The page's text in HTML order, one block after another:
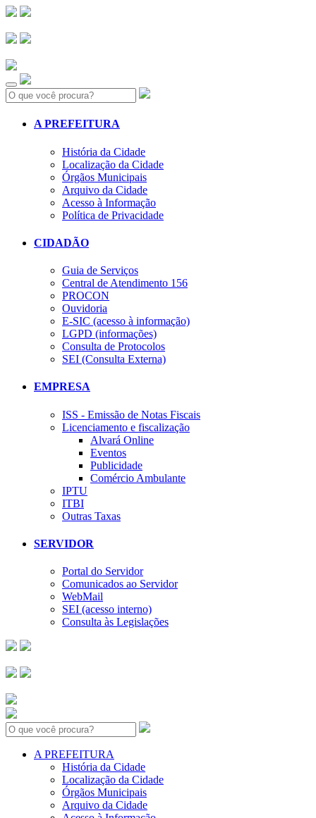
Search:
A PREFEITURA
História da Cidade
Localização da Cidade
Órgãos Municipais
Arquivo da Cidade
Acesso à Informação
Política de Privacidade
CIDADÃO
Guia de Serviços
Central de Atendimento 156
PROCON
Ouvidoria
E-SIC (acesso à informação)
LGPD (informações)
Consulta de Protocolos
SEI (Consulta Externa)
EMPRESA
ISS - Emissão de Notas Fiscais
Licenciamento e fiscalização
Alvará Online
Eventos
Publicidade
Comércio Ambulante
IPTU
ITBI
Outras Taxas
SERVIDOR
Portal do Servidor
Comunicados ao Servidor
WebMail
SEI (acesso interno)
Consulta às Legislações
Search:
A PREFEITURA
História da Cidade
Localização da Cidade
Órgãos Municipais
Arquivo da Cidade